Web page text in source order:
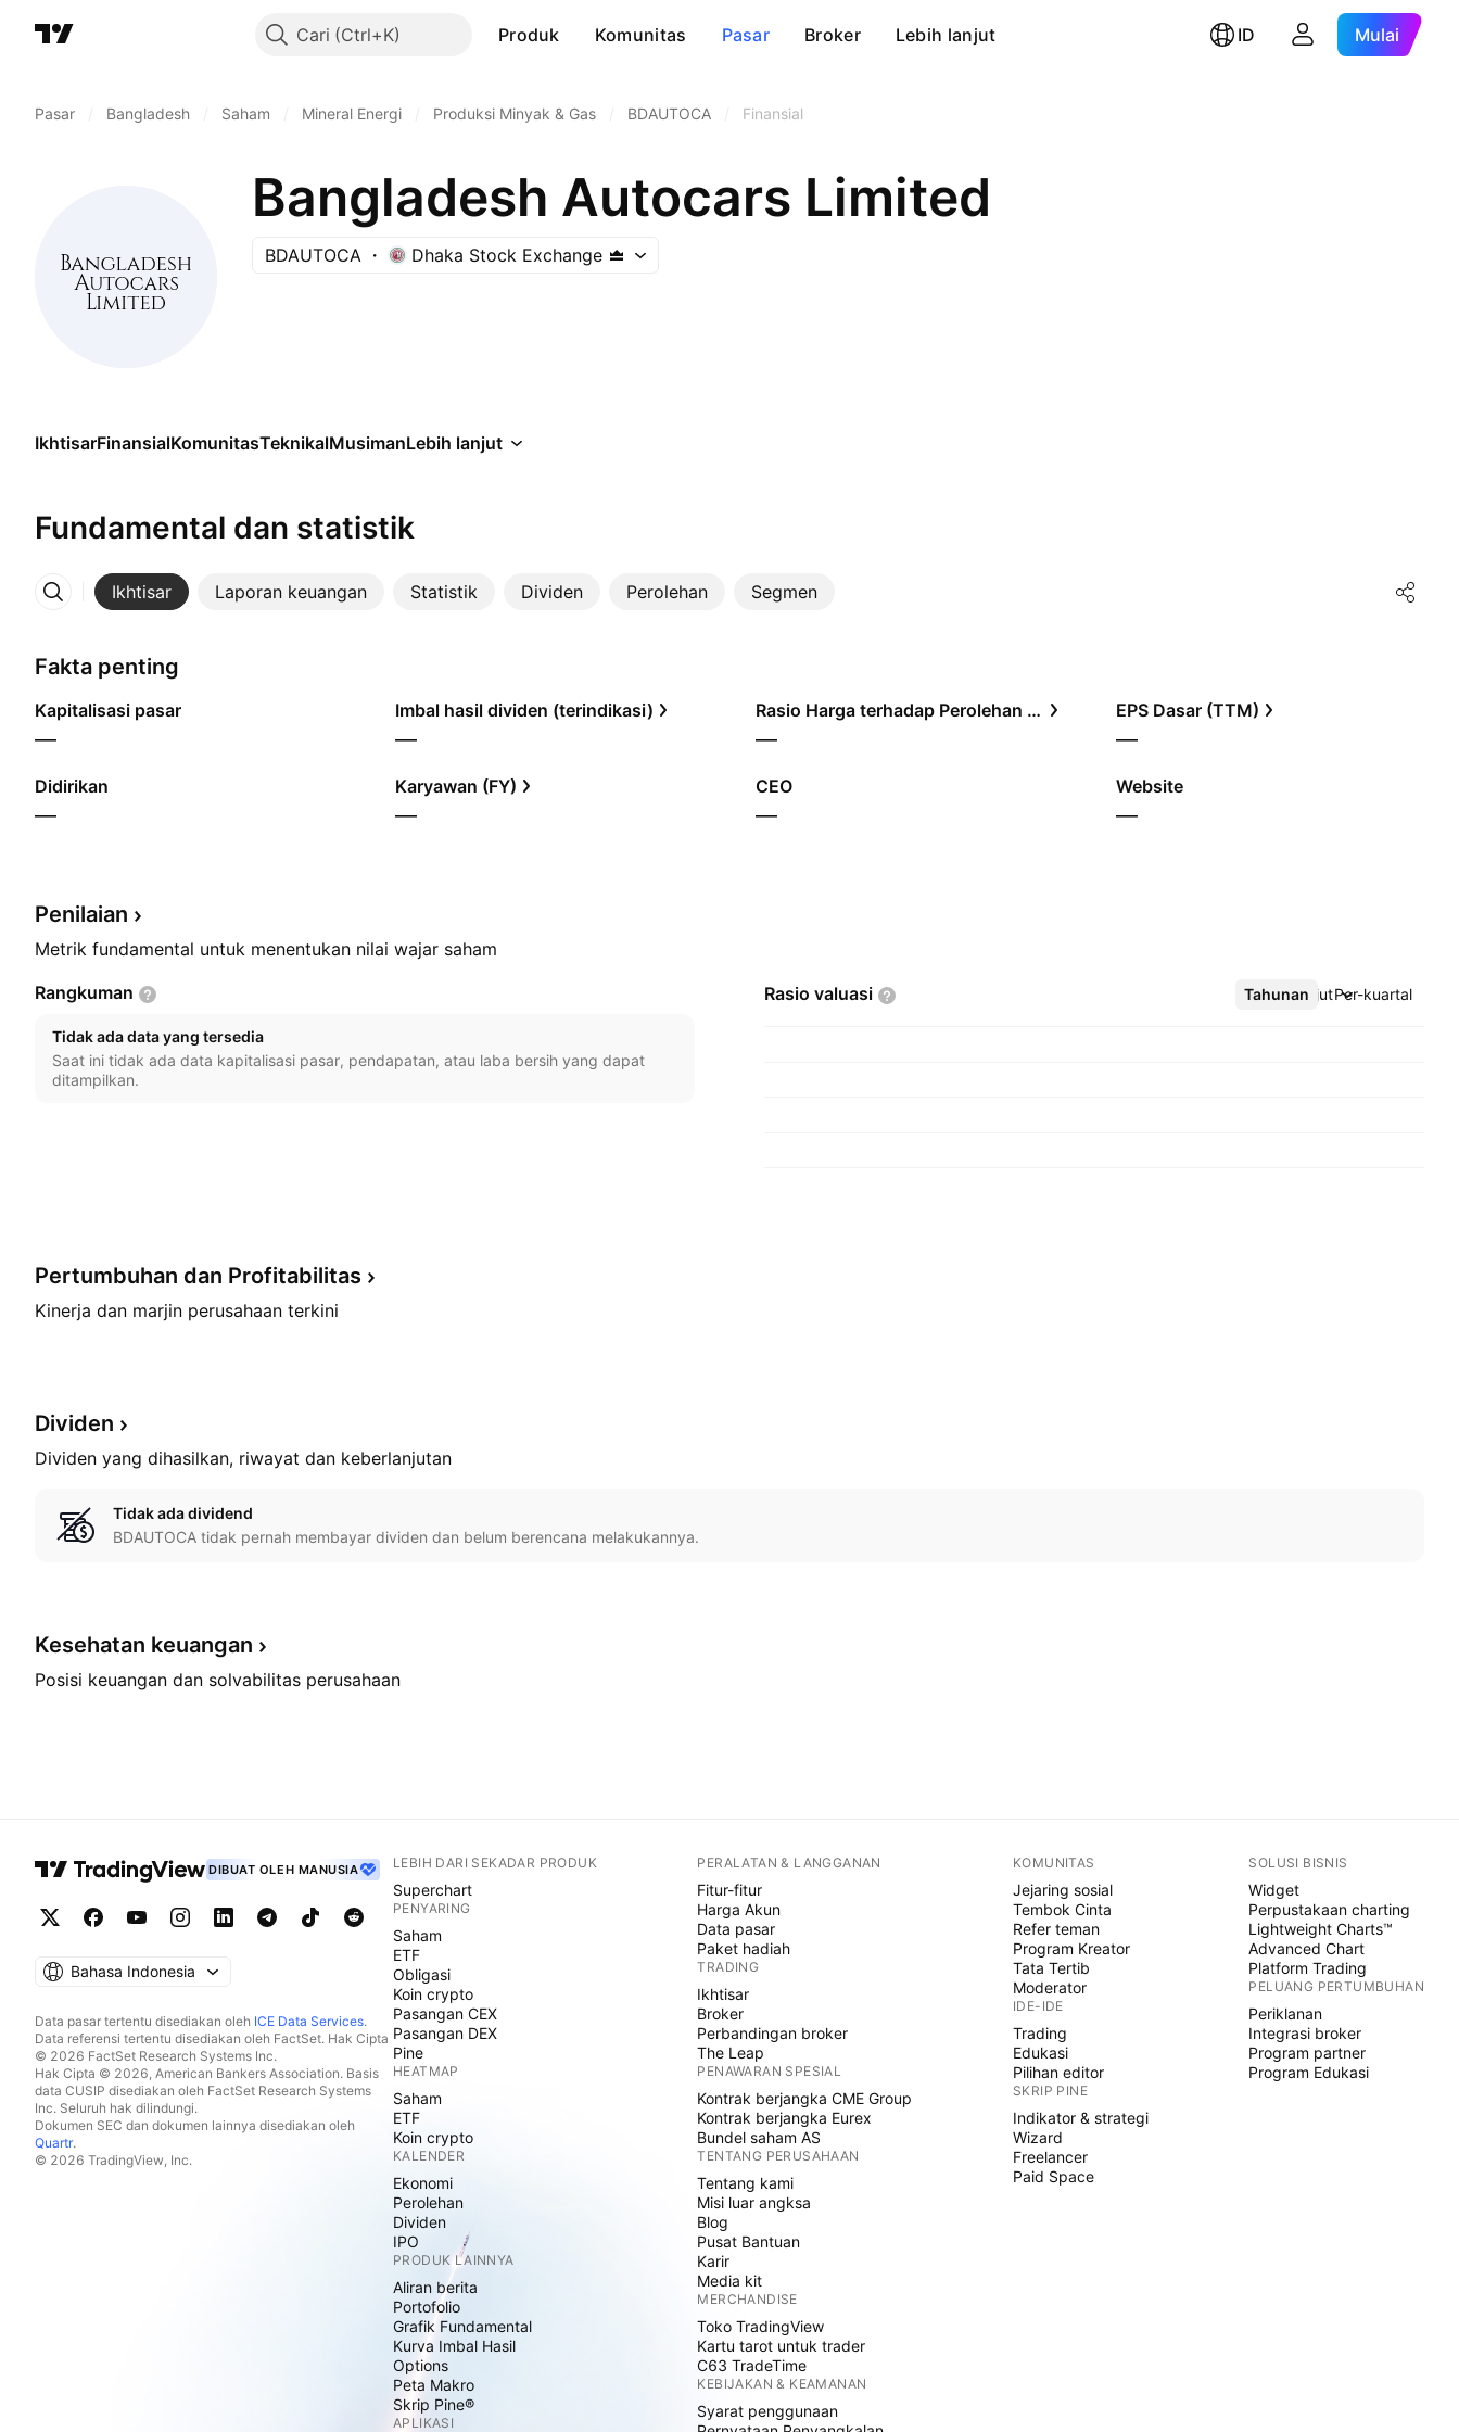
Cari Produk Komunitas Pasar Broker Lebih lanjut ID Mulai
Pasar Bangladesh Saham Mineral Energi Produksi Minyak & Gas BDAUTOCA Finansial
Bangladesh Autocars Limited
BDAUTOCA Dhaka Stock Exchange
IkhtisarFinansialKomunitasTeknikalMusimanLebih lanjut
Fundamental dan statistik
Ikhtisar Laporan keuangan Statistik Dividen Perolehan Segmen
Lainnya
Fakta penting
Kapitalisasi pasar
—
Imbal hasil dividen (terindikasi)
—
Rasio Harga terhadap Perolehan (TTM)
—
EPS Dasar (TTM)
—
Didirikan
—
Karyawan (FY)
—
CEO
—
Website
—
Penilaian
Metrik fundamental untuk menentukan nilai wajar saham
Rangkuman
Tidak ada data yang tersedia
Saat ini tidak ada data kapitalisasi pasar, pendapatan, atau laba bersih yang dapat
ditampilkan.
Rasio valuasi Tahunan Per-kuartal
Lebih lanjut
Pertumbuhan dan Profitabilitas
Kinerja dan marjin perusahaan terkini
Dividen
Dividen yang dihasilkan, riwayat dan keberlanjutan
Tidak ada dividend
BDAUTOCA tidak pernah membayar dividen dan belum berencana melakukannya.
Kesehatan keuangan
Posisi keuangan dan solvabilitas perusahaan
DIBUAT OLEH MANUSIA
Bahasa Indonesia
Data pasar tertentu disediakan oleh ICE Data Services.
Data referensi tertentu disediakan oleh FactSet. Hak Cipta
© 2026 FactSet Research Systems Inc.
Hak Cipta © 2026, American Bankers Association. Basis
data CUSIP disediakan oleh FactSet Research Systems
Inc. Seluruh hak dilindungi.
Dokumen SEC dan dokumen lainnya disediakan oleh
Quartr.
© 2026 TradingView, Inc.
LEBIH DARI SEKADAR PRODUK
Superchart
PENYARING
Saham
ETF
Obligasi
Koin crypto
Pasangan CEX
Pasangan DEX
Pine
HEATMAP
Saham
ETF
Koin crypto
KALENDER
Ekonomi
Perolehan
Dividen
IPO
PRODUK LAINNYA
Aliran berita
Portofolio
Grafik Fundamental
Kurva Imbal Hasil
Options
Peta Makro
Skrip Pine®
APLIKASI
PERALATAN & LANGGANAN
Fitur-fitur
Harga Akun
Data pasar
Paket hadiah
TRADING
Ikhtisar
Broker
Perbandingan broker
The Leap
PENAWARAN SPESIAL
Kontrak berjangka CME Group
Kontrak berjangka Eurex
Bundel saham AS
TENTANG PERUSAHAAN
Tentang kami
Misi luar angksa
Blog
Pusat Bantuan
Karir
Media kit
MERCHANDISE
Toko TradingView
Kartu tarot untuk trader
C63 TradeTime
KEBIJAKAN & KEAMANAN
Syarat penggunaan
KOMUNITAS
Jejaring sosial
Tembok Cinta
Refer teman
Program Kreator
Tata Tertib
Moderator
IDE-IDE
Trading
Edukasi
Pilihan editor
SKRIP PINE
Indikator & strategi
Wizard
Freelancer
Paid Space
SOLUSI BISNIS
Widget
Perpustakaan charting
Lightweight Charts™
Advanced Chart
Platform Trading
PELUANG PERTUMBUHAN
Periklanan
Integrasi broker
Program partner
Program Edukasi